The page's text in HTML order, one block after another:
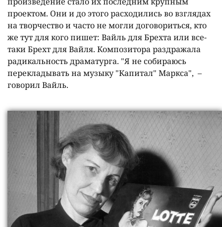
проектом. Они и до этого расходились во взглядах
на творчество и часто не могли договориться, кто
же тут для кого пишет: Вайль для Брехта или все-
таки Брехт для Вайля. Композитора раздражала
радикальность драматурга. "Я не собираюсь
перекладывать на музыку "Капитал" Маркса", –
говорил Вайль.